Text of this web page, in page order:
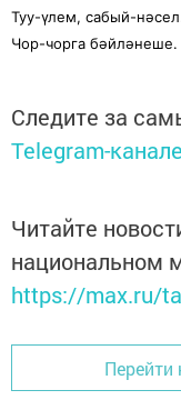
Туу-үлем, сабый-
Чор-чорга бәйләнеше.
Следите за
Telegram-канале
Читайте
национальном
https://max.ru/
Перейти